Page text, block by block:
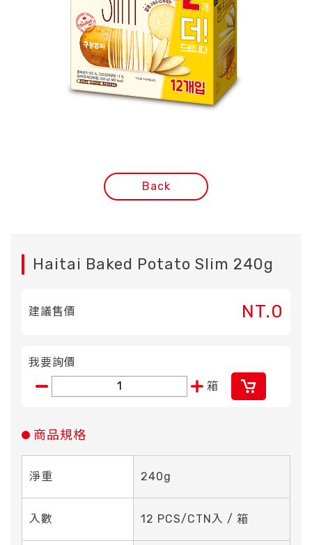
Back
Haitai Baked Potato Slim 240g
建議售價 NT.0
我要詢價
箱
商品規格
淨重 240g
入數 12 PCS/CTN入 / 箱